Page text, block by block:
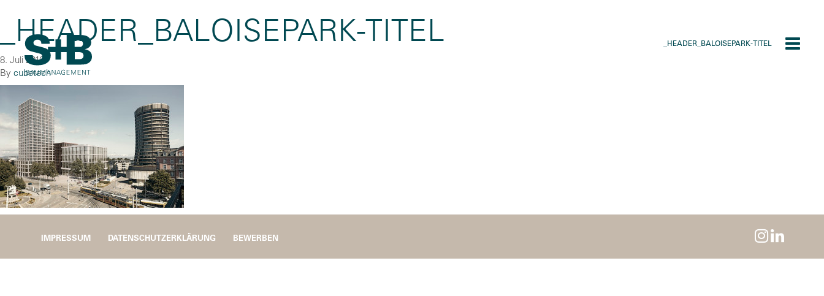
_HEADER_BALOISEPARK-TITEL
Toggle
_HEADER_BALOISEPARK-TITEL
8. Juli 2016
By cubetech
IMPRESSUM DATENSCHUTZERKLÄRUNG BEWERBEN